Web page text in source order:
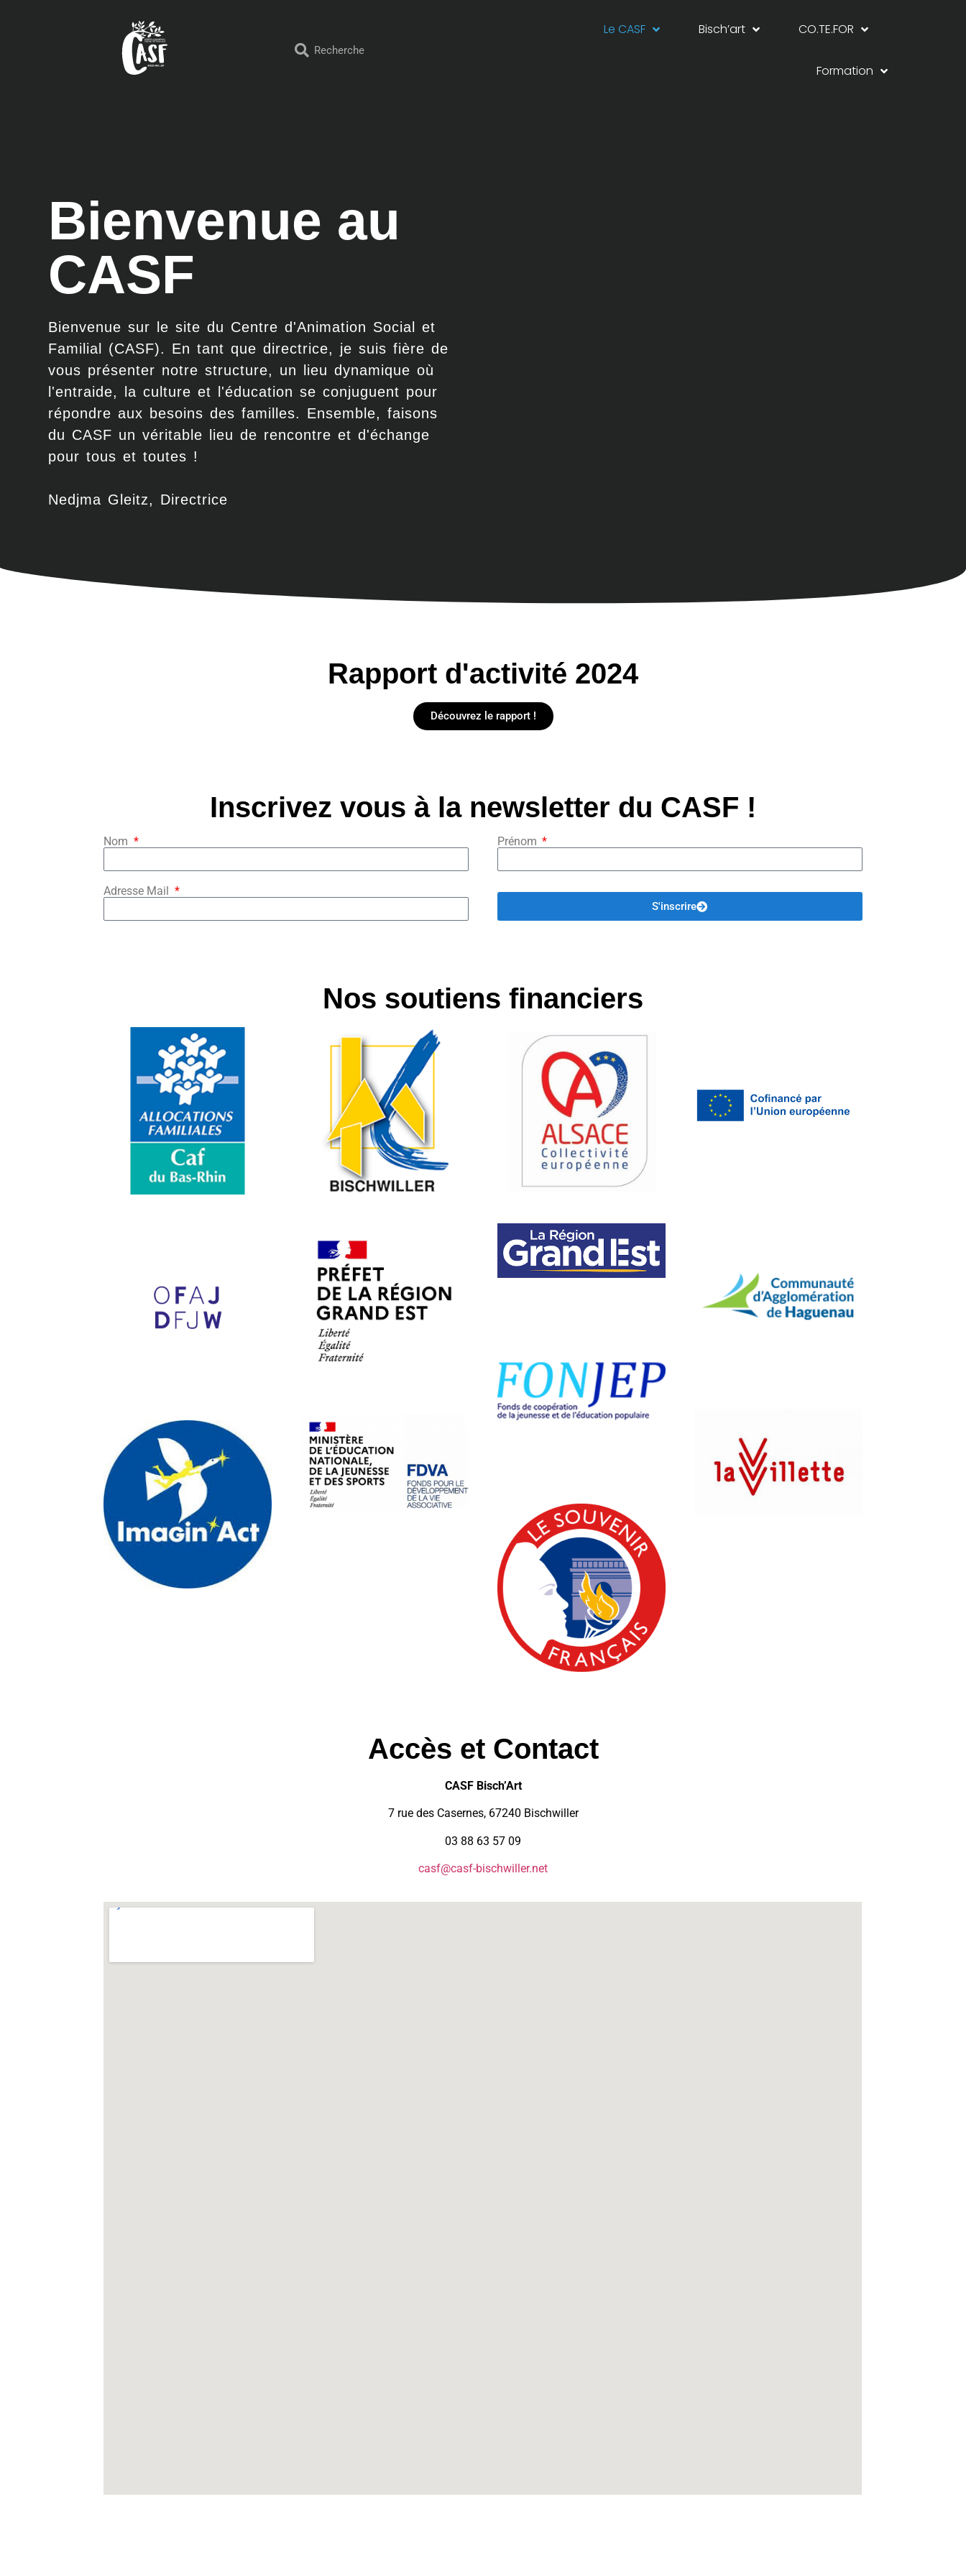
Le CASF Bisch’art CO.TE.FOR
Formation
Bienvenue au
CASF
Bienvenue sur le site du Centre d'Animation Social et
Familial (CASF). En tant que directrice, je suis fière de
vous présenter notre structure, un lieu dynamique où
l'entraide, la culture et l'éducation se conjuguent pour
répondre aux besoins des familles. Ensemble, faisons
du CASF un véritable lieu de rencontre et d'échange
pour tous et toutes !
Nedjma Gleitz, Directrice
Rapport d'activité 2024
Découvrez le rapport !
Inscrivez vous à la newsletter du CASF !
Nom Prénom
Adresse Mail
S'inscrire
Nos soutiens financiers
Accès et Contact
CASF Bisch’Art
7 rue des Casernes, 67240 Bischwiller
03 88 63 57 09
casf@casf-bischwiller.net